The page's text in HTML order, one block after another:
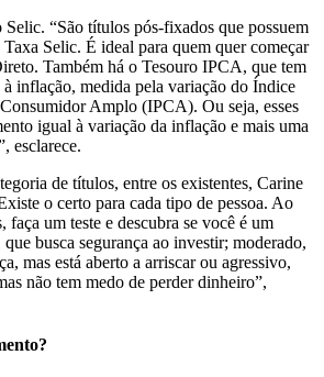
“São títulos pós-fixados que possuem
Selic. É ideal para quem quer começar
Também há o Tesouro IPCA, que tem
inflação, medida pela variação do Índice
Amplo (IPCA). Ou seja, esses
igual à variação da inflação e mais uma
esclarece.
de títulos, entre os existentes, Carine
o certo para cada tipo de pessoa. Ao
faça um teste e descubra se você é um
busca segurança ao investir; moderado,
mas está aberto a arriscar ou agressivo,
não tem medo de perder dinheiro”,